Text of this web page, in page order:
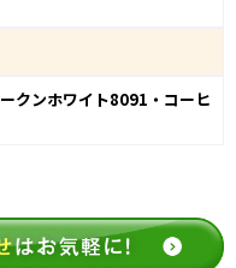
クンホワイト8091・コーヒ